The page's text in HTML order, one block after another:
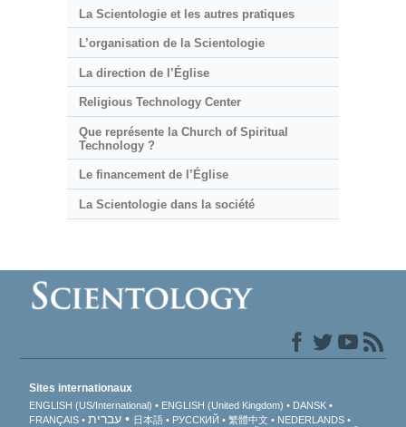
La Scientologie et les autres pratiques
L’organisation de la Scientologie
La direction de l’Église
Religious Technology Center
Que représente la Church of Spiritual
Technology ?
Le financement de l’Église
La Scientologie dans la société
Sites internationaux
ENGLISH (US/International) ENGLISH (United Kingdom)
DANSK
FRANÇAIS
עברית 日本語 РУССКИЙ 繁體中文
NEDERLANDS